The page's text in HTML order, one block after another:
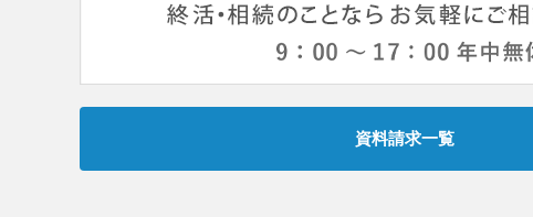
資料請求一覧